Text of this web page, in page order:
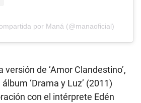
por Maná (@manaoficial)
de ‘Amor Clandestino’,
‘Drama y Luz’ (2011)
con el intérprete Edén